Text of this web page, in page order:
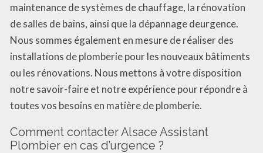
maintenance de systèmes de chauffage, la rénovation
de salles de bains, ainsi que la dépannage deurgence.
Nous sommes également en mesure de réaliser des
installations de plomberie pour les nouveaux bâtiments
ou les rénovations. Nous mettons à votre disposition
notre savoir-faire et notre expérience pour répondre à
toutes vos besoins en matière de plomberie.
Comment contacter Alsace Assistant
Plombier en cas d’urgence ?